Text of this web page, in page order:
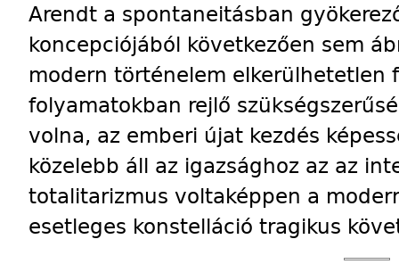
Arendt a spontaneitásban
koncepciójából következően sem
modern történelem elkerülhetetlen
folyamatokban rejlő
volna, az emberi újat kezdés
közelebb áll az igazsághoz az az
totalitarizmus voltaképpen a
esetleges konstelláció tragikus